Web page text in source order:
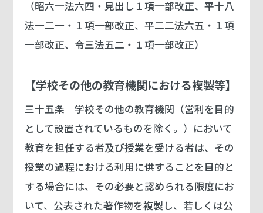
（昭六一法六四・見出し１項一部改正、平十八
法一二一・１項一部改正、平二二法六五・１項
一部改正、令三法五二・１項一部改正）
【学校その他の教育機関における複製等】
三十五条 学校その他の教育機関（営利を目的
として設置されているものを除く。）において
教育を担任する者及び授業を受ける者は、その
授業の過程における利用に供することを目的と
する場合には、その必要と認められる限度にお
いて、公表された著作物を複製し、若しくは公